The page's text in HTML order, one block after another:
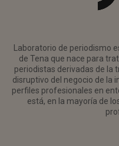
Laboratorio de periodismo
de Tena que nace para
periodistas derivadas de la
disruptivo del negocio de la
perfiles profesionales en
está, en la mayoría de